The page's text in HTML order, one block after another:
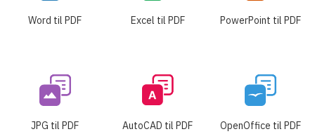
Word til PDF Excel til PDF PowerPoint til PDF
JPG til PDF AutoCAD til PDF OpenOffice til PDF